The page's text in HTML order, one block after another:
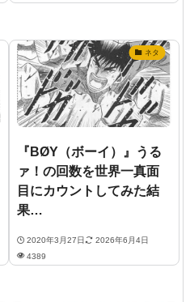
ネタ
『BØY（ボーイ）』うる
ァ！の回数を世界一真面
目にカウントしてみた結
果…
2020年3月27日
2026年6月4日
4389